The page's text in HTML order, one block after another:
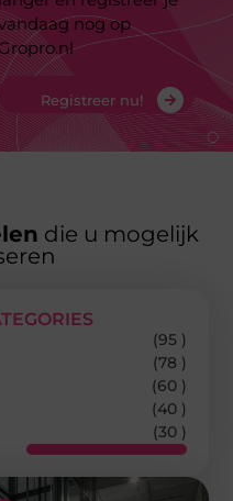
nog op
Registreer nu!
die u mogelijk
(95 )
(78 )
(60 )
(40 )
(30 )